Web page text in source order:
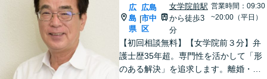
広
島
県
|
広島
市中
区
女学院前駅
から徒歩3
分
営業時間：09:30
~20:00（平日）
【初回相談無料】【女学院前３分】弁
護士歴35年超。専門性を活かして「形
のある解決」を追求します。離婚・債